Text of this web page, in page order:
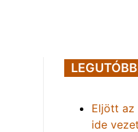
Eljött az
ide